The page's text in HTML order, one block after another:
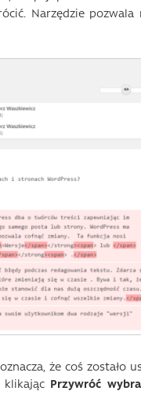
Narzędzie
że ​​coś zostało
Przywróć